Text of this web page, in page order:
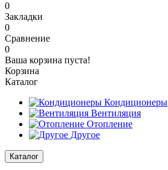
0
Закладки
0
Сравнение
0
Ваша корзина пуста!
Корзина
Каталог
Кондиционеры
Вентиляция
Отопление
Другое
Каталог